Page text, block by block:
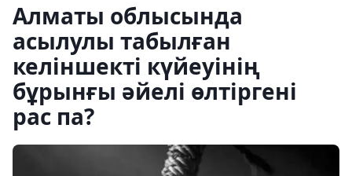
Алматы облысында
асылулы табылған
келіншекті күйеуінің
бұрынғы әйелі өлтіргені
рас па?